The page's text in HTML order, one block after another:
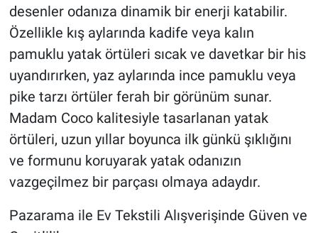
desenler odanıza dinamik bir enerji katabilir.
Özellikle kış aylarında kadife veya kalın
pamuklu yatak örtüleri sıcak ve davetkar bir his
uyandırırken, yaz aylarında ince pamuklu veya
pike tarzı örtüler ferah bir görünüm sunar.
Madam Coco kalitesiyle tasarlanan yatak
örtüleri, uzun yıllar boyunca ilk günkü şıklığını
ve formunu koruyarak yatak odanızın
vazgeçilmez bir parçası olmaya adaydır.
Pazarama ile Ev Tekstili Alışverişinde Güven ve